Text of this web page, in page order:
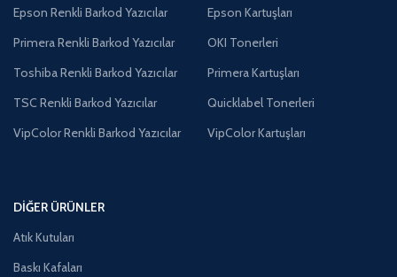
Epson Renkli Barkod Yazıcılar
Primera Renkli Barkod Yazıcılar
Toshiba Renkli Barkod Yazıcılar
TSC Renkli Barkod Yazıcılar
VipColor Renkli Barkod Yazıcılar
Epson Kartuşları
OKI Tonerleri
Primera Kartuşları
Quicklabel Tonerleri
VipColor Kartuşları
DIĞER ÜRÜNLER
Atık Kutuları
Baskı Kafaları